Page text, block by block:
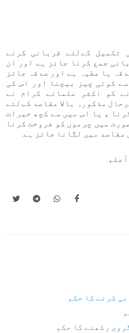
تکمیل کےلئے قربانی کرنے
جمع کرنا جائز ہے اور ان
یا عطیہ ہے اور صدقہ جائز
کوئی چیز بیچنا اور اس کی
کو اکثر علمائے کرام نے
مذکورہ بالا مقاصد کےلئے
، یا اس میں سے کچھ خیرات
میں چرموں کو فروخت کرنا
مقاصد میں لگانا جائز ہے.
کرنے کا حکم
رکھنے کا حکم